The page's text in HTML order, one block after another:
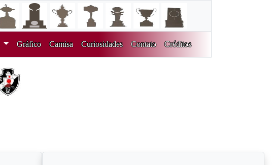
Gráfico Camisa Curiosidades Contato Créditos